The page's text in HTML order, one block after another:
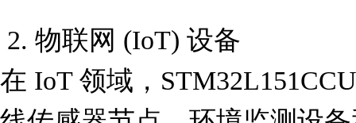
在 IoT 领域，